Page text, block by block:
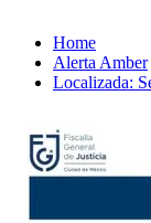
Home
Alerta Amber
Localizada: